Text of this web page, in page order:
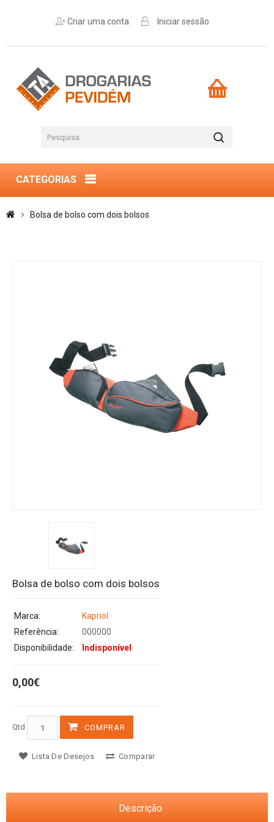
Criar uma conta Iniciar sessão
CATEGORIAS
Bolsa de bolso com dois bolsos
Bolsa de bolso com dois bolsos
Marca:
Kapriol
Referência:
000000
Disponibilidade:
Indisponível
0,00€
Qtd COMPRAR
Lista De Desejos Comparar
Descrição